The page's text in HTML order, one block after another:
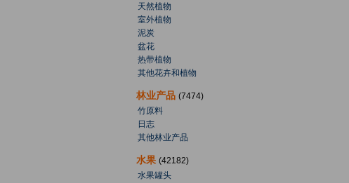
天然植物
室外植物
泥炭
盆花
热带植物
其他花卉和植物
林业产品 (7474)
竹原料
日志
其他林业产品
水果 (42182)
水果罐头